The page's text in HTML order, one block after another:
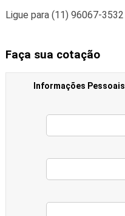
Ligue para (11) 96067-3532
Faça sua cotação
Informações Pessoais